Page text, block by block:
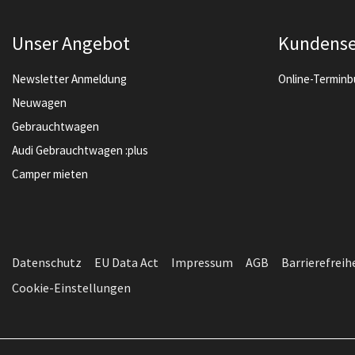
Unser Angebot
Newsletter Anmeldung
Neuwagen
Gebrauchtwagen
Audi Gebrauchtwagen :plus
Camper mieten
Online-
Datenschutz EU Data Act Impressum AGB
Cookie-Einstellungen